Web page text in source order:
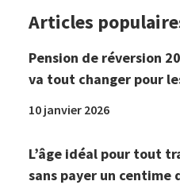
Articles
Pension de réversion
va tout changer pour
10 janvier 2026
L’âge idéal pour tout
sans payer un centime